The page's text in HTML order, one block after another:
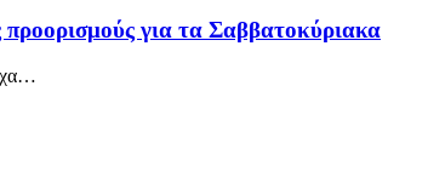
προορισμούς για τα Σαββατοκύριακα
…